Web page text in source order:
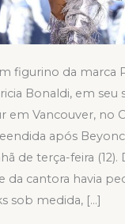
figurino da marca
Bonaldi, em seu
em Vancouver, no
após
de terça-feira
da cantora havia
sob medida, […]